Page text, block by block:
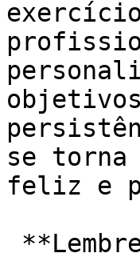
se torna
feliz e